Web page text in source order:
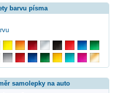
barvu písma
samolepky na auto